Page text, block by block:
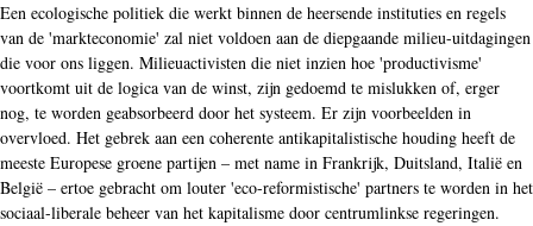
Een ecologische politiek die werkt binnen de heersende instituties en regels
van de 'markteconomie' zal niet voldoen aan de diepgaande milieu-uitdagingen
die voor ons liggen. Milieuactivisten die niet inzien hoe 'productivisme'
voortkomt uit de logica van de winst, zijn gedoemd te mislukken of, erger
nog, te worden geabsorbeerd door het systeem. Er zijn voorbeelden in
overvloed. Het gebrek aan een coherente antikapitalistische houding heeft de
meeste Europese groene partijen – met name in Frankrijk, Duitsland, Italië en
België – ertoe gebracht om louter 'eco-reformistische' partners te worden in het
sociaal-liberale beheer van het kapitalisme door centrumlinkse regeringen.